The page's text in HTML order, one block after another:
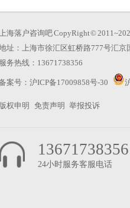
通
沪
海落户咨询吧CopyRight ©
址：上海市徐汇区虹桥路777号汇京
服务热线：13671738356
案号： 沪ICP备17009858号-30
版权申明 免责声明 举报投诉
13671738356
24小时服务客服电话